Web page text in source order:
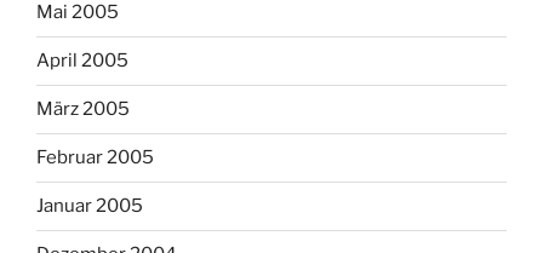
Mai 2005
April 2005
März 2005
Februar 2005
Januar 2005